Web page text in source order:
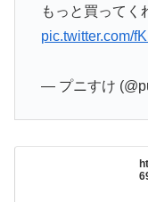
もっと買ってく
pic.twitter.com/
— プニすけ